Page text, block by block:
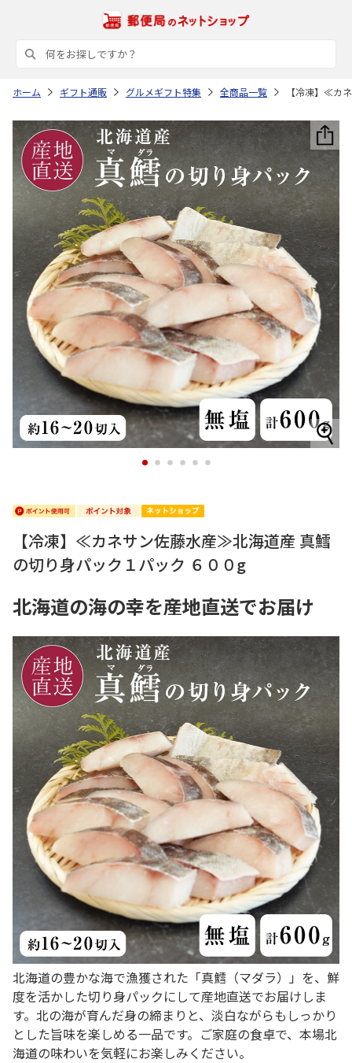
ホーム ギフト通販 グルメギフト特集 全商品一覧 【冷凍】≪カ
1 2 3 4 5 6
【冷凍】≪カネサン佐藤水産≫北海道産 真鱈
の切り身パック１パック ６００g
北海道の海の幸を産地直送でお届け
北海道の豊かな海で漁獲された「真鱈（マダラ）」を、鮮
度を活かした切り身パックにして産地直送でお届けしま
す。北の海が育んだ身の締まりと、淡白ながらもしっかり
とした旨味を楽しめる一品です。ご家庭の食卓で、本場北
海道の味わいを気軽にお楽しみください。